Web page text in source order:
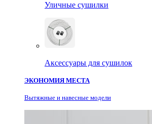
Уличные сушилки
Аксессуары для сушилок
ЭКОНОМИЯ МЕСТА
Вытяжные и навесные модели